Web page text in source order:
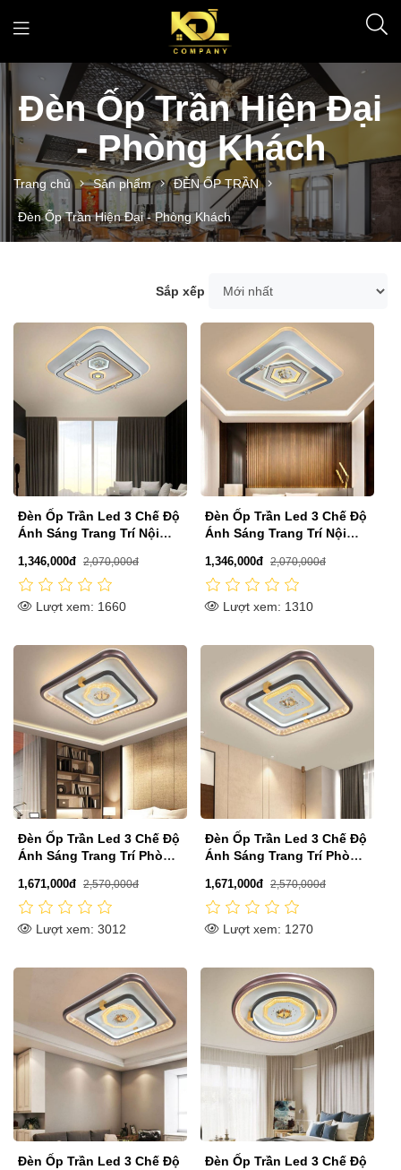
Đèn Ốp Trần Hiện Đại
- Phòng Khách
Trang chủ Sản phẩm ĐÈN ỐP TRẦN
Đèn Ốp Trần Hiện Đại - Phòng Khách
Sắp xếp
Đèn Ốp Trần Led 3 Chế Độ
Ánh Sáng Trang Trí Nội
1,346,000đ 2,070,000đ
Lượt xem: 1660
Đèn Ốp Trần Led 3 Chế Độ
Ánh Sáng Trang Trí Nội
1,346,000đ 2,070,000đ
Lượt xem: 1310
Đèn Ốp Trần Led 3 Chế Độ
Ánh Sáng Trang Trí Phòng
1,671,000đ 2,570,000đ
Lượt xem: 3012
Đèn Ốp Trần Led 3 Chế Độ
Ánh Sáng Trang Trí Phòng
1,671,000đ 2,570,000đ
Lượt xem: 1270
Đèn Ốp Trần Led 3 Chế Độ
Đèn Ốp Trần Led 3 Chế Độ